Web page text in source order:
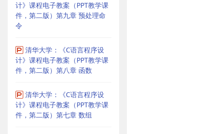
计》课程电子教案（PPT教学课
件，第二版）第九章 预处理命
令
清华大学：《C语言程序设
计》课程电子教案（PPT教学课
件，第二版）第八章 函数
清华大学：《C语言程序设
计》课程电子教案（PPT教学课
件，第二版）第七章 数组